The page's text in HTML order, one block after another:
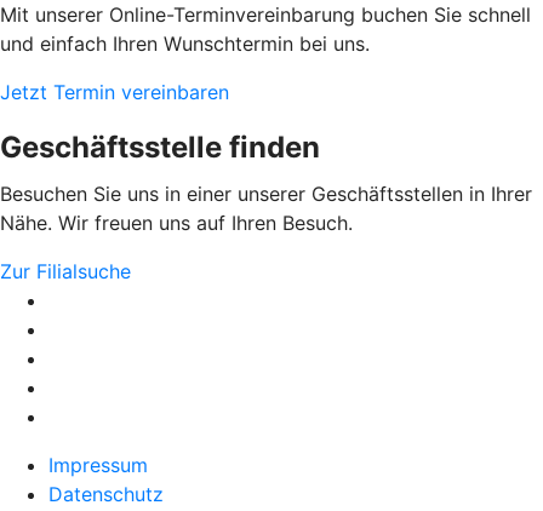
Mit unserer Online-Terminvereinbarung buchen Sie schnell
und einfach Ihren Wunschtermin bei uns.
Jetzt Termin vereinbaren
Geschäftsstelle finden
Besuchen Sie uns in einer unserer Geschäftsstellen in Ihrer
Nähe. Wir freuen uns auf Ihren Besuch.
Zur Filialsuche
Impressum
Datenschutz